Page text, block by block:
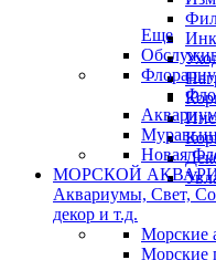
Еще
Новая
МОРСКОЙ
Аквариумы, Свет,
декор и т.д.
Морские
Морские